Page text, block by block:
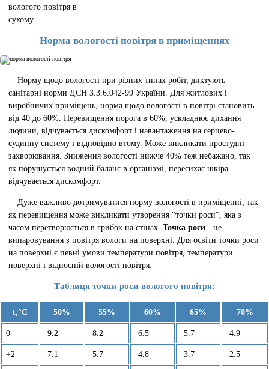
вологого повітря в
сухому.
Норма вологості повітря в приміщеннях
Норму щодо вологості при різних типах робіт, диктують
санітарні норми ДСН 3.3.6.042-99 України. Для житлових і
виробничих приміщень, норма щодо вологості в повітрі становить
від 40 до 60%. Перевищення порога в 60%, ускладнює дихання
людини, відчувається дискомфорт і навантаження на серцево-
судинну систему і відповідно втому. Може викликати простудні
захворювання. Зниження вологості нижче 40% теж небажано, так
як порушується водний баланс в організмі, пересихає шкіра
відчувається дискомфорт.
Дуже важливо дотримуватися норму вологості в приміщенні, так
як перевищення може викликати утворення "точки роси", яка з
часом перетворюється в грибок на стінах.Точка роси- це
випаровування з повітря вологи на поверхні. Для освіти точки роси
на поверхні є певні умови температури повітря, температури
поверхні і відносній вологості повітря.
Таблиця точки роси вологого повітря:
t,°C 50% 55% 60% 65% 70%
0 -9.2 -8.2 -6.5 -5.7 -4.9
+2 -7.1 -5.7 -4.8 -3.7 -2.5